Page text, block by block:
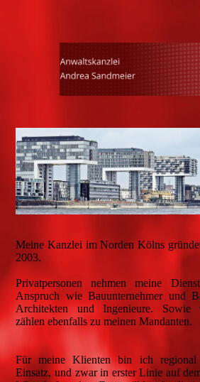
Meine Kanzlei im Norden Kölns
2003.
Privatpersonen nehmen meine
Anspruch wie Bauunternehmer und
Architekten und Ingenieure. Sowie
zählen ebenfalls zu meinen Mandanten.
Für meine Klienten bin ich regional
Einsatz, und zwar in erster Linie auf